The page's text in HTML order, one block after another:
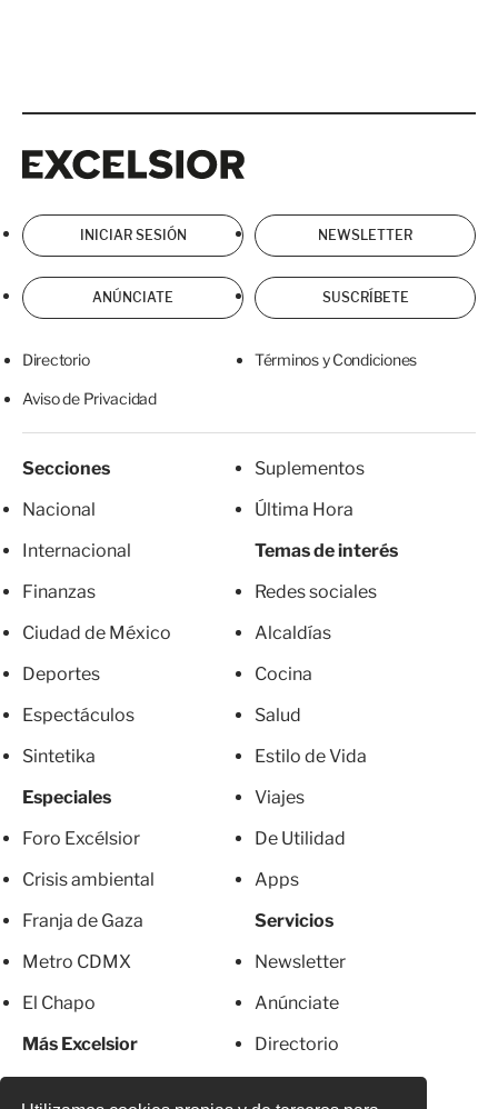
INICIAR SESIÓN NEWSLETTER
ANÚNCIATE SUSCRÍBETE
Directorio Términos y Condiciones
Aviso de Privacidad
Secciones
Nacional
Internacional
Finanzas
Ciudad de México
Deportes
Espectáculos
Sintetika
Especiales
Foro Excélsior
Crisis ambiental
Franja de Gaza
Metro CDMX
El Chapo
Más Excelsior
Suplementos
Última Hora
Temas de interés
Redes sociales
Alcaldías
Cocina
Salud
Estilo de Vida
Viajes
De Utilidad
Apps
Servicios
Newsletter
Anúnciate
Directorio